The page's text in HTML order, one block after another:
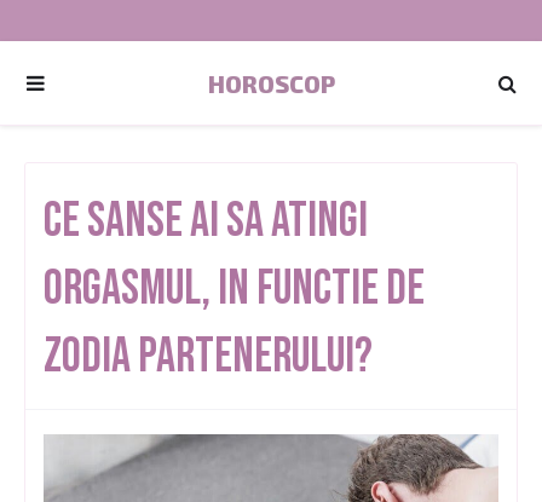
HOROSCOP
Ce Sanse Ai Sa Atingi
Orgasmul, In Functie De
Zodia Partenerului?